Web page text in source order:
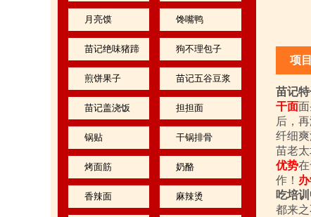
月亮馍 馋嘴鸭
苗记绝味猪蹄 狗不理包子
煎饼果子 苗记五谷豆浆
苗记盖浇饭 担担面
锅贴 干锅排骨
烤面筋 奶酪
香辣面 麻辣烫
项
苗记
干面
后，
纤细
苗老
优势
作！
吃培
都来